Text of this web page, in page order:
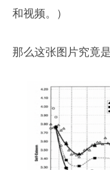
和视频。）
那么这张图片究竟